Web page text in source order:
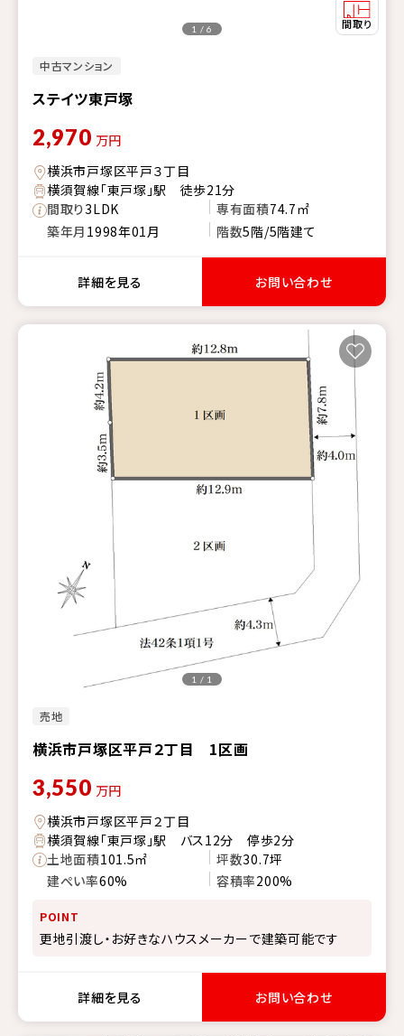
中古マンション
ステイツ東戸塚
1 / 6
2,970 万円
横浜市戸塚区平戸３丁目
横須賀線「東戸塚」駅 徒歩21分
間取り3LDK 専有面積74.7㎡
築年月 1998年01月 階数5階/5階建て
詳細を見る お問い合わせ
売地
横浜市戸塚区平戸２丁目 1区画
1 / 1
3,550 万円
横浜市戸塚区平戸２丁目
横須賀線「東戸塚」駅 バス12分 停歩2分
土地面積101.5㎡ 坪数30.7坪
建ぺい率60% 容積率200%
POINT
更地引渡し・お好きなハウスメーカーで建築可能です
詳細を見る お問い合わせ